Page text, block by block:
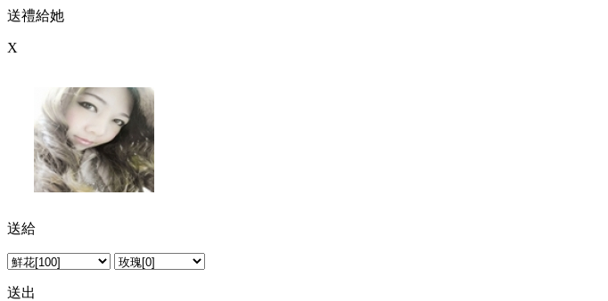
送禮給她
X
送給
送出